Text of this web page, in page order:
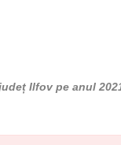
Ilfov pe anul